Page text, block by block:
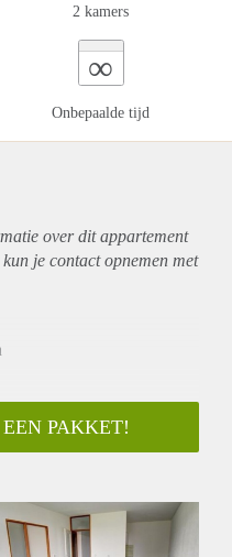
2 kamers
∞
Onbepaalde tijd
over ditappartement
je contact opnemen met
van de Eigenaar
PAKKET!